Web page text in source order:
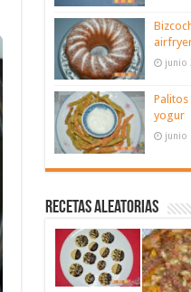
junio
Palitos
yogur
junio
Recetas aleatorias